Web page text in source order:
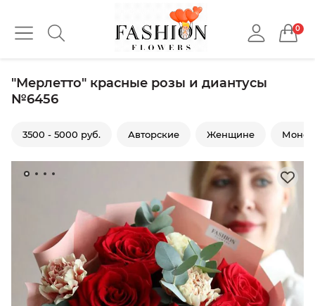
0
"Мерлетто" красные розы и диантусы
№6456
3500 - 5000 руб. Авторские Женщине Моно